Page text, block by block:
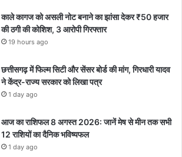
काले कागज को असली नोट बनाने का झांसा देकर ₹50 हजार
की ठगी की कोशिश, 3 आरोपी गिरफ्तार
19 hours ago
छत्तीसगढ़ में फिल्म सिटी और सेंसर बोर्ड की मांग, गिरधारी यादव
ने केंद्र-राज्य सरकार को लिखा पत्र
1 day ago
आज का राशिफल 8 अगस्त 2026: जानें मेष से मीन तक सभी
12 राशियों का दैनिक भविष्यफल
1 day ago